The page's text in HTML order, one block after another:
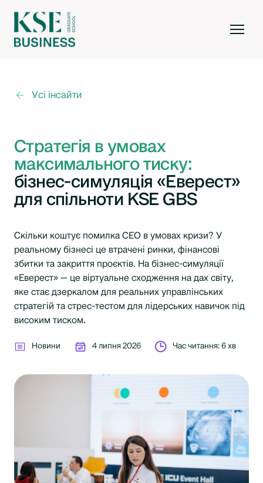
Усі інсайти
Стратегія в умовах
максимального тиску:
бізнес-симуляція «Еверест»
для спільноти KSE GBS
Скільки коштує помилка СЕО в умовах кризи? У
реальному бізнесі це втрачені ринки, фінансові
збитки та закриття проєктів. На бізнес-симуляції
«Еверест» — це віртуальне сходження на дах світу,
яке стає дзеркалом для реальних управлінських
стратегій та стрес-тестом для лідерських навичок під
високим тиском.
Новини 4 липня 2026 Час читання: 6 хв